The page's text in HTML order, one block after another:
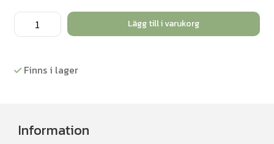
Teckenremsor
till
Ajja&Bajja
Lägg till i varukorg
Finns i lager
Information